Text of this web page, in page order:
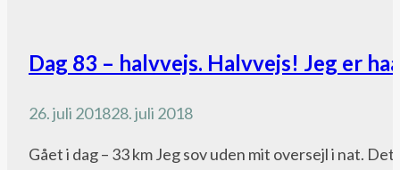
Pacific
Trail
Dag 83 – halvvejs. Halvvejs! Jeg er
26. juli 201828. juli 2018
Gået i dag – 33 km Jeg sov uden mit oversejl i nat.